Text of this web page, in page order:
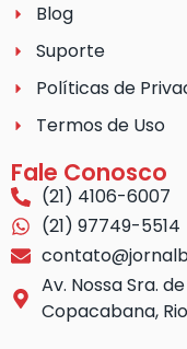
Blog
Suporte
Políticas de
Termos de Uso
Fale Conosco
(21) 4106-6007
(21) 97749-5514
Av. Nossa Sra.
Copacabana,